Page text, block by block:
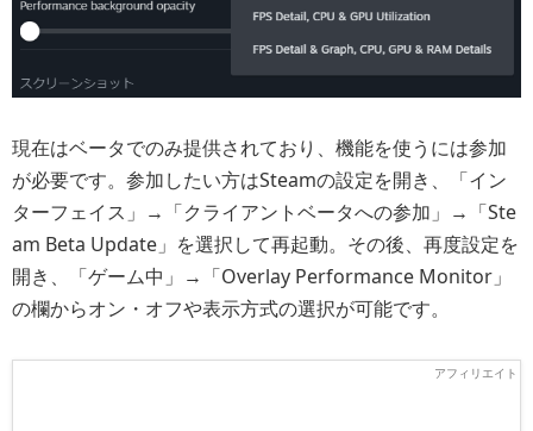
現在はベータでのみ提供されており、機能を使うには参加
が必要です。参加したい方はSteamの設定を開き、「イン
ターフェイス」→「クライアントベータへの参加」→「Ste
am Beta Update」を選択して再起動。その後、再度設定を
開き、「ゲーム中」→「Overlay Performance Monitor」
の欄からオン・オフや表示方式の選択が可能です。